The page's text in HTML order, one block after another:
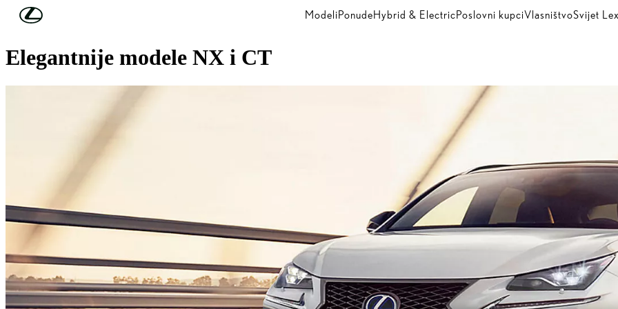
Skip to Main Content ModeliPonudeHybrid & ElectricPoslovni kupciVlasništvoSvijet
Predstavljamo kompaktnije i
Elegantnije modele NX i CT